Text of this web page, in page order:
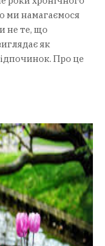
ми намагаємося
не те, що
як
Про це